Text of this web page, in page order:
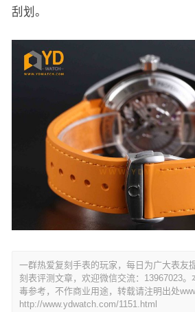
刮划。
一群热爱复刻手表的玩家，每日为广大表友
刻表评测文章，欢迎微信交流：13967023
毒参考，不作商业用途，转载请注明出处
http://www.ydwatch.com/1151.html